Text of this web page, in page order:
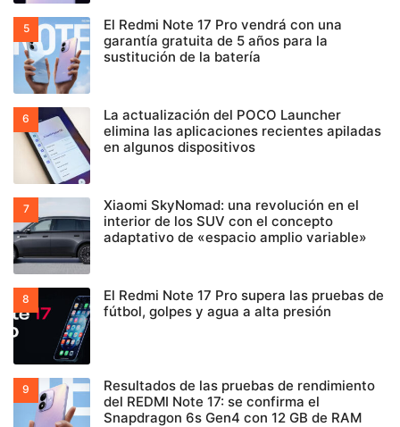
El Redmi Note 17 Pro vendrá con una
garantía gratuita de 5 años para la
sustitución de la batería
La actualización del POCO Launcher
elimina las aplicaciones recientes apiladas
en algunos dispositivos
Xiaomi SkyNomad: una revolución en el
interior de los SUV con el concepto
adaptativo de «espacio amplio variable»
El Redmi Note 17 Pro supera las pruebas de
fútbol, golpes y agua a alta presión
Resultados de las pruebas de rendimiento
del REDMI Note 17: se confirma el
Snapdragon 6s Gen4 con 12 GB de RAM